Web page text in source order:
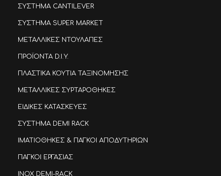
ΣΥΣΤΗΜΑ CANTILEVER
ΣΥΣΤΗΜΑ SUPER MARKET
ΜΕΤΑΛΛΙΚΕΣ ΝΤΟΥΛΑΠΕΣ
ΠΡΟΪΟΝΤΑ D.I.Y.
ΠΛΑΣΤΙΚΑ ΚΟΥΤΙΑ ΤΑΞΙΝΟΜΗΣΗΣ
ΜΕΤΑΛΛΙΚΕΣ ΣΥΡΤΑΡΟΘΗΚΕΣ
ΕΙΔΙΚΕΣ ΚΑΤΑΣΚΕΥΕΣ
ΣΥΣΤΗΜΑ DEMI RACK
ΙΜΑΤΙΟΘΗΚΕΣ & ΠΑΓΚΟΙ ΑΠΟΔΥΤΗΡΙΩΝ
ΠΑΓΚΟΙ ΕΡΓΑΣΙΑΣ
INOX DEMI-RACK